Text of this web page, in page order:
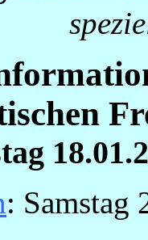
: Samstag